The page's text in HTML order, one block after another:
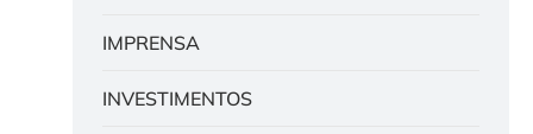
IMPRENSA
INVESTIMENTOS